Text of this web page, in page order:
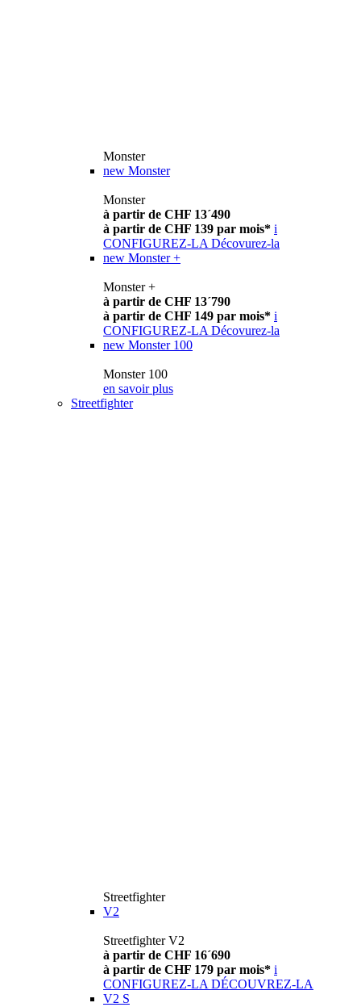
Monster
new Monster
Monster
à partir de CHF 13´490
à partir de CHF 139 par mois* i
CONFIGUREZ-LA Décovurez-la
new Monster +
Monster +
à partir de CHF 13´790
à partir de CHF 149 par mois* i
CONFIGUREZ-LA Décovurez-la
new Monster 100
Monster 100
en savoir plus
Streetfighter
Streetfighter
V2
Streetfighter V2
à partir de CHF 16´690
à partir de CHF 179 par mois* i
CONFIGUREZ-LA DÉCOUVREZ-LA
V2 S